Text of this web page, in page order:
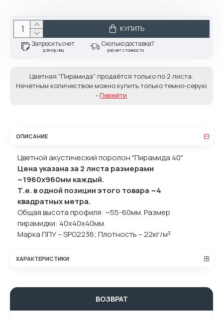
КУПИТЬ
Запросить счет
для юр.лиц
Сколько доставка?
расчет стоимости
Цветная "Пирамида" продаётся только по 2 листа.
Нечетным количеством можно купить только темно-серую
- Перейти
ОПИСАНИЕ
Цветной акустический поролон "Пирамида 40"
Цена указана за 2 листа размерами
~1960х960мм каждый.
Т.е. в одной позиции этого товара ~4
квадратных метра.
Общая высота профиля: ~55-60мм. Размер
пирамидки: 40x40x40мм.
Марка ППУ – SPG2236; Плотность – 22кг/м³
ХАРАКТЕРИСТИКИ
ВОЗВРАТ